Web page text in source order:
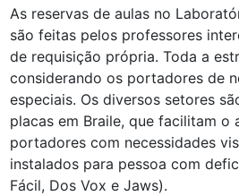
As reservas de aulas no
são feitas pelos professores
de requisição própria. Toda a
considerando os portadores de
especiais. Os diversos setores
placas em Braile, que facilitam o
portadores com necessidades
instalados para pessoa com
Fácil, Dos Vox e Jaws).